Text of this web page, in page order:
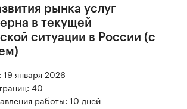
рынка услуг
в текущей
ситуации в России (с
января 2026
40
работы: 10 дней